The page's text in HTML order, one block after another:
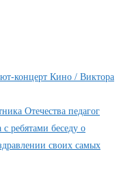
концерт Кино / Виктора
Отечества педагог
ребятами беседу о
своих самых